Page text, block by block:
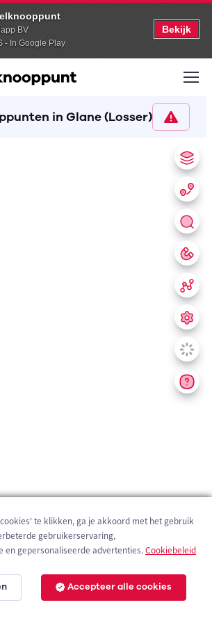
BV
- In Google Play
Bekijk
in Glane (Losser)
te klikken, ga je akkoord met het gebruik
gebruikerservaring,
en gepersonaliseerde advertenties.Cookiebeleid
Accepteer alle cookies